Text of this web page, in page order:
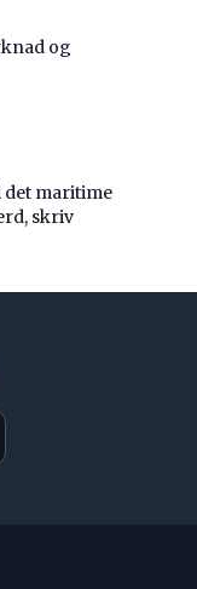
og
det maritime
skriv